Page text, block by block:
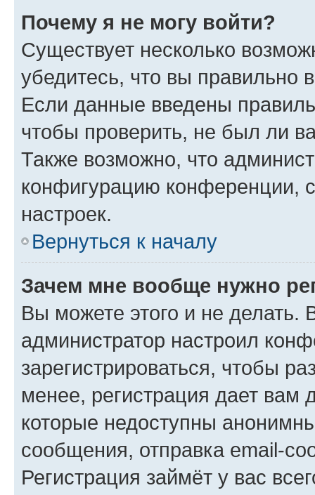
Почему я не могу войти?
Существует несколько
убедитесь, что вы правильно
Если данные введены
чтобы проверить, не был ли
Также возможно, что
конфигурацию конференции,
настроек.
Вернуться к началу
Зачем мне вообще нужно
Вы можете этого и не делать.
администратор настроил
зарегистрироваться, чтобы
менее, регистрация дает вам
которые недоступны
сообщения, отправка email-
Регистрация займёт у вас